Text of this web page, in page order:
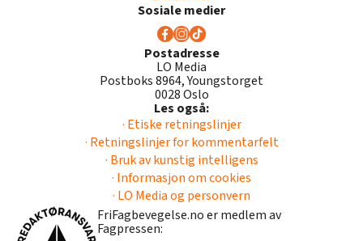
Sosiale medier
Postadresse
LO Media
Postboks 8964, Youngstorget
0028 Oslo
Les også:
· Etiske retningslinjer
· Retningslinjer for kommentarfelt
· Bruk av kunstig intelligens
· Informasjon om cookies
· LO Media og personvern
FriFagbevegelse.no er medlem av
Fagpressen: